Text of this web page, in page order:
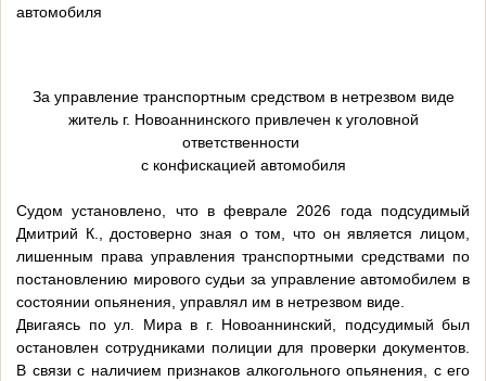
автомобиля
За управление транспортным средством в нетрезвом виде
житель г. Новоаннинского привлечен к уголовной
ответственности
с конфискацией автомобиля
Судом установлено, что в феврале 2026 года подсудимый
Дмитрий К., достоверно зная о том, что он является лицом,
лишенным права управления транспортными средствами по
постановлению мирового судьи за управление автомобилем в
состоянии опьянения, управлял им в нетрезвом виде.
Двигаясь по ул. Мира в г. Новоаннинский, подсудимый был
остановлен сотрудниками полиции для проверки документов.
В связи с наличием признаков алкогольного опьянения, с его